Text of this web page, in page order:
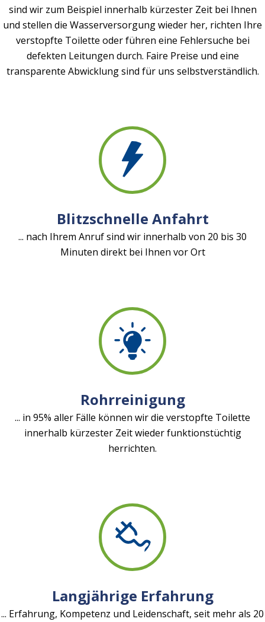
sind wir zum Beispiel innerhalb kürzester Zeit bei Ihnen
und stellen die Wasserversorgung wieder her, richten Ihre
verstopfte Toilette oder führen eine Fehlersuche bei
defekten Leitungen durch. Faire Preise und eine
transparente Abwicklung sind für uns selbstverständlich.
Blitzschnelle Anfahrt
... nach Ihrem Anruf sind wir innerhalb von 20 bis 30
Minuten direkt bei Ihnen vor Ort
Rohrreinigung
... in 95% aller Fälle können wir die verstopfte Toilette
innerhalb kürzester Zeit wieder funktionstüchtig
herrichten.
Langjährige Erfahrung
... Erfahrung, Kompetenz und Leidenschaft, seit mehr als 20